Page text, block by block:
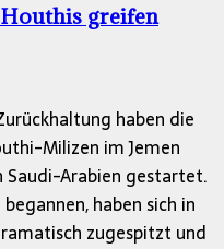
greifen
haben die
Milizen im Jemen
Saudi-Arabien gestartet.
haben sich in
zugespitzt und